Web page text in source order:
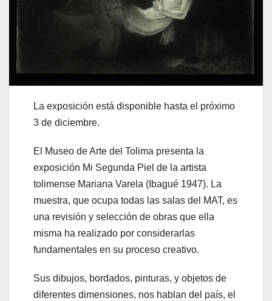
La exposición está disponible hasta el próximo
3 de diciembre.
El Museo de Arte del Tolima presenta la
exposición Mi Segunda Piel de la artista
tolimense Mariana Varela (Ibagué 1947). La
muestra, que ocupa todas las salas del MAT, es
una revisión y selección de obras que ella
misma ha realizado por considerarlas
fundamentales en su proceso creativo.
Sus dibujos, bordados, pinturas, y objetos de
diferentes dimensiones, nos hablan del país, el